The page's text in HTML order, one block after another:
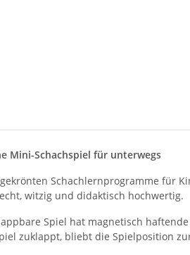
Mini-Schachspiel für unterwegs
Schachlernprogramme für
witzig und didaktisch hochwertig.
Spiel hat magnetisch
zuklappt, bliebt die Spielposition